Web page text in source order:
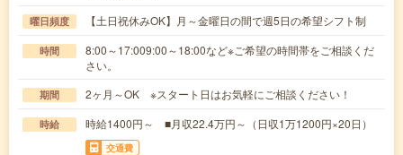
曜日頻度 【土日祝休みOK】月～金曜日の間で週5日の希望シフト制
時間
8:00～17:009:00～18:00など※ご希望の時間帯をご相談くだ
さい。
期間 2ヶ月～OK ※スタート日はお気軽にご相談ください！
時給 時給1400円～ ■月収22.4万円～（日収1万1200円×20日）
交通費